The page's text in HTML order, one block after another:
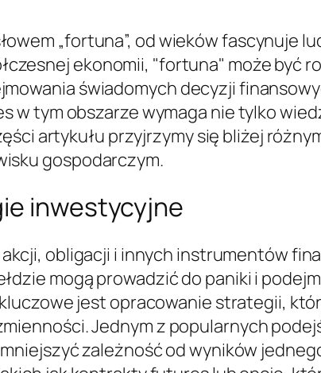
„fortuna”, od wieków fascynuje
ekonomii, "fortuna" może być
świadomych decyzji
w tym obszarze wymaga nie tylko
artykułu przyjrzymy się bliżej
gospodarczym.
inwestycyjne
obligacji i innych instrumentów
mogą prowadzić do paniki i
jest opracowanie strategii,
Jednym z popularnych
zależność od wyników